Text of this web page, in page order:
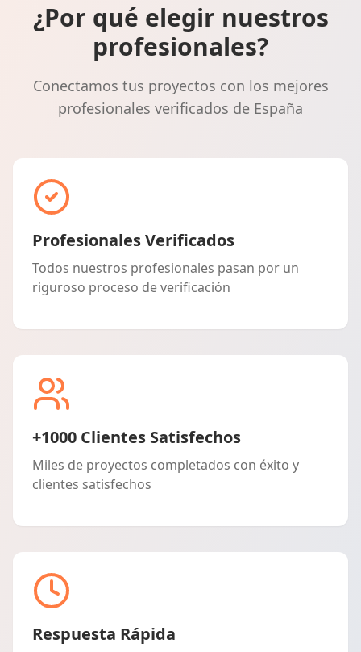
¿Por qué elegir nuestros
profesionales?
Conectamos tus proyectos con los mejores
profesionales verificados de España
Profesionales Verificados
Todos nuestros profesionales pasan por un
riguroso proceso de verificación
+1000 Clientes Satisfechos
Miles de proyectos completados con éxito y
clientes satisfechos
Respuesta Rápida